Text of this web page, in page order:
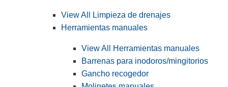
View All Limpieza de drenajes
Herramientas manuales
View All Herramientas manuales
Barrenas para inodoros/mingitorios
Gancho recogedor